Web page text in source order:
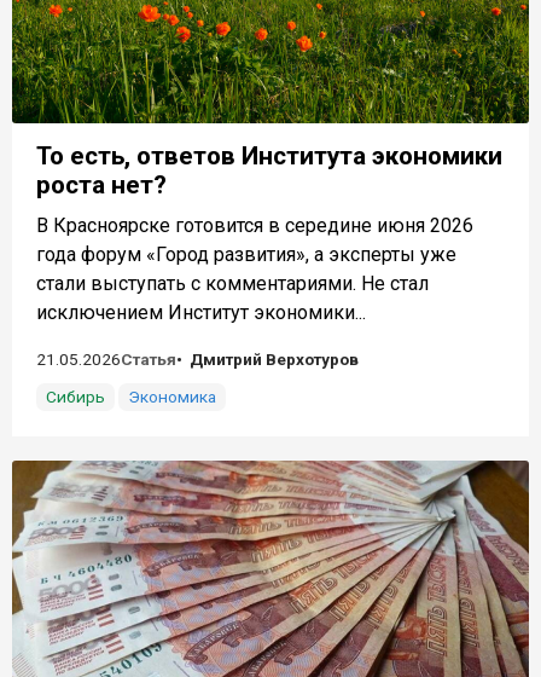
То есть, ответов Института экономики
роста нет?
В Красноярске готовится в середине июня 2026
года форум «Город развития», а эксперты уже
стали выступать с комментариями. Не стал
исключением Институт экономики...
21.05.2026Статья
Дмитрий Верхотуров
Сибирь
Экономика